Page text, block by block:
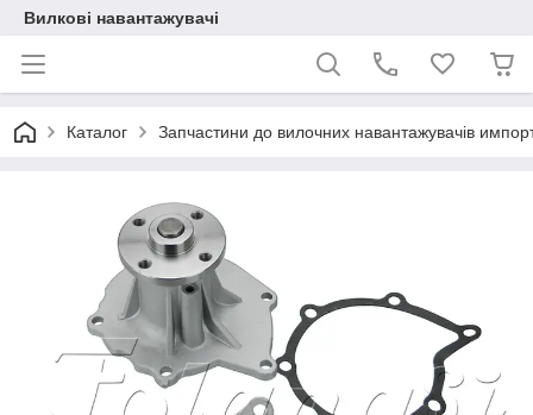
Вилкові навантажувачі
Каталог Запчастини до вилочних навантажувачів